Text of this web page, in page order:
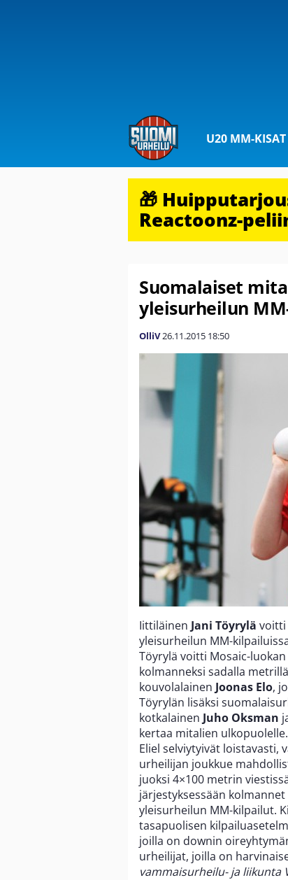
U20 MM-
🎁
Reactoonz-
Suomalaiset
yleisurheilun
OlliV26.11.2015 18:50
Iittiläinen Jani Töyrylä voitti
yleisurheilun MM-
Töyrylä voitti Mosaic-
kolmanneksi sadalla
kouvolalainen Joonas Elo,
Töyrylän lisäksi
kotkalainen Juho Oksman
kertaa mitalien
Eliel selviytyivät loistavasti,
urheilijan joukkue
juoksi 4×100 metrin
järjestyksessään
yleisurheilun MM-kilpailut.
tasapuolisen
joilla on downin
urheilijat, joilla on
vammaisurheilu- ja liikunta